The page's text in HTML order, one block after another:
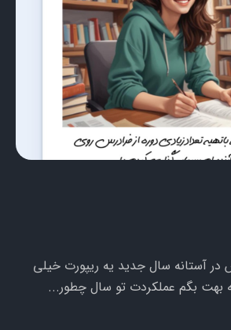
در آستانه سال جدید یه ریپورت خیلی
بهت بگم عملکردت تو سال چطور...